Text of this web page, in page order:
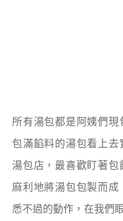
所有湯包都是阿姨們
包滿餡料的湯包看上
湯包店，最喜歡盯著包
麻利地將湯包包製而
悉不過的動作，在我們